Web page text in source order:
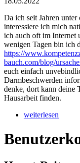
Da ich seit Jahren
interessiere ich mich
ich auch oft im Internet
wenigen Tagen bin ich
https://
bauch.com/blog/
euch einfach
Darmbeschwerden
denke, dort kann deine
Hausarbeit finden.
weiterlesen